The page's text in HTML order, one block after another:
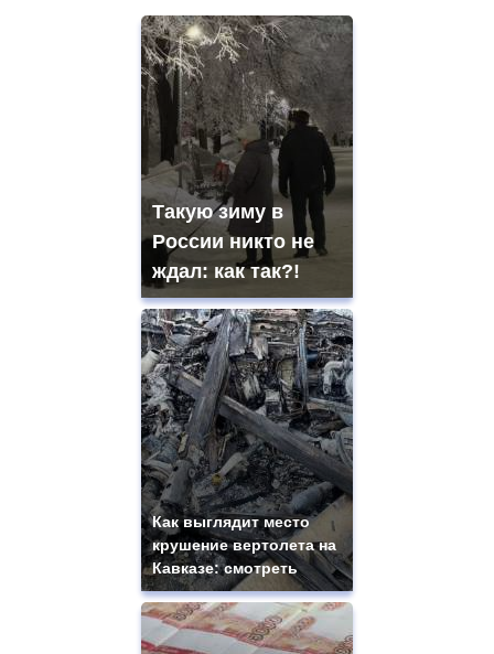
Такую зиму в
России никто не
ждал: как так?!
Как выглядит место
крушение вертолета на
Кавказе: смотреть